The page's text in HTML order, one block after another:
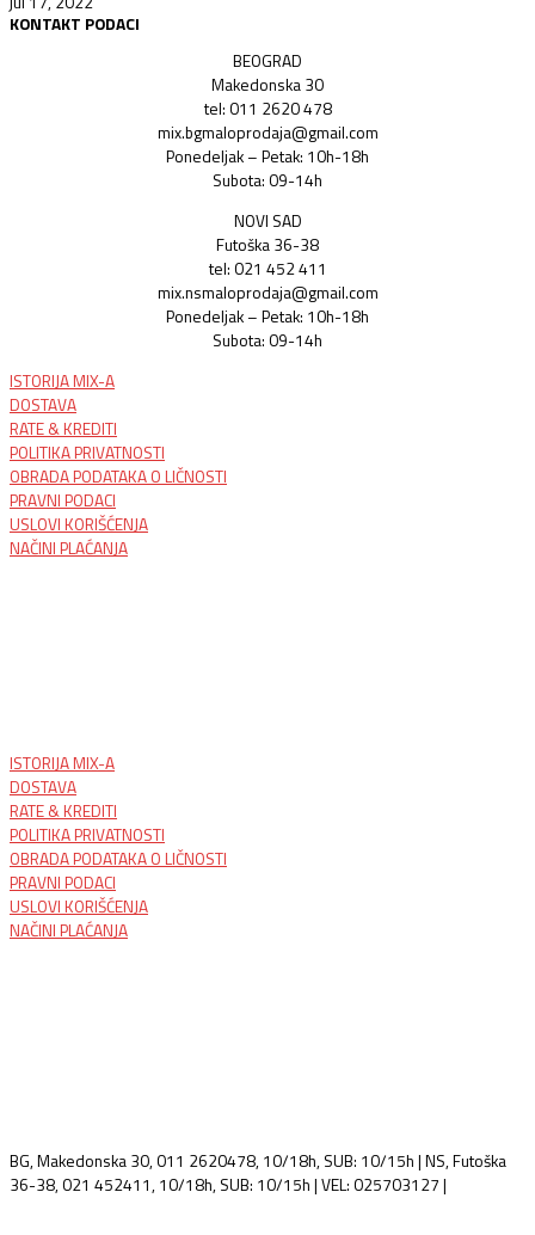
KONTAKT PODACI
BEOGRAD
Makedonska 30
tel: 011 2620 478
mix.bgmaloprodaja@gmail.com
Ponedeljak – Petak: 10h-18h
Subota: 09-14h
NOVI SAD
Futoška 36-38
tel: 021 452 411
mix.nsmaloprodaja@gmail.com
Ponedeljak – Petak: 10h-18h
Subota: 09-14h
ISTORIJA MIX-A
DOSTAVA
RATE & KREDITI
POLITIKA PRIVATNOSTI
OBRADA PODATAKA O LIČNOSTI
PRAVNI PODACI
USLOVI KORIŠĆENJA
NAČINI PLAĆANJA
ISTORIJA MIX-A
DOSTAVA
RATE & KREDITI
POLITIKA PRIVATNOSTI
OBRADA PODATAKA O LIČNOSTI
PRAVNI PODACI
USLOVI KORIŠĆENJA
NAČINI PLAĆANJA
BG, Makedonska 30, 011 2620478, 10/18h, SUB: 10/15h | NS, Futoška
36-38, 021 452411, 10/18h, SUB: 10/15h | VEL: 025703127 |